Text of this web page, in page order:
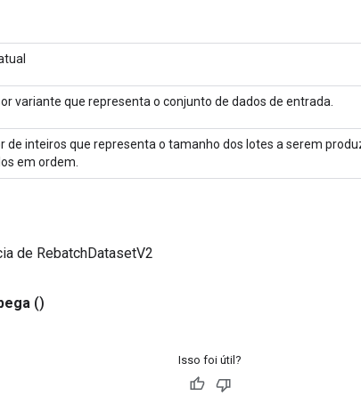
variante que representa o conjunto de dados de entrada.
de inteiros que representa o tamanho dos lotes a serem
em ordem.
de RebatchDatasetV2
()
Isso foi útil?